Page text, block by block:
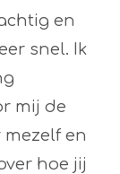
en
snel. Ik
mij de
en
hoe jij